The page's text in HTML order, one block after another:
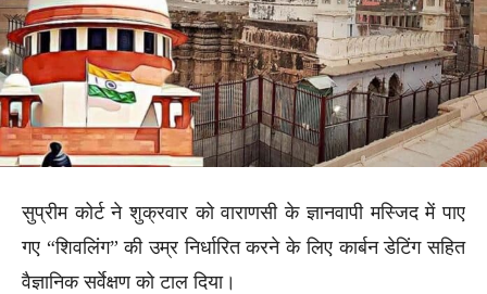
सुप्रीम कोर्ट ने शुक्रवार को वाराणसी के ज्ञानवापी मस्जिद में पाए
गए “शिवलिंग” की उम्र निर्धारित करने के लिए कार्बन डेटिंग सहित
वैज्ञानिक सर्वेक्षण को टाल दिया।